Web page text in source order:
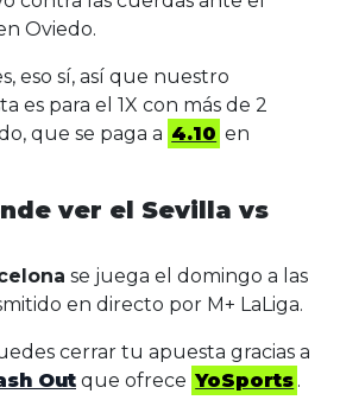
Oviedo.
eso sí, así que nuestro
es para el 1X con más de 2
que se paga a 4.10 en
ver el Sevilla vs
se juega el domingo a las
en directo por M+ LaLiga.
cerrar tu apuesta gracias a
Out que ofrece YoSports .